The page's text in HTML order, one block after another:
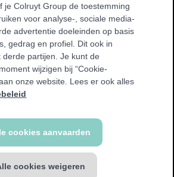
voorwaarden
Cookie policy
je Colruyt Group de toestemming
voor analyse-, sociale media-
advertentie doeleinden op basis
gedrag en profiel. Dit ook in
partijen. Je kunt de
wijzigen bij “Cookie-
onze website. Lees er ook alles
cookies aanvaarden
cookies weigeren